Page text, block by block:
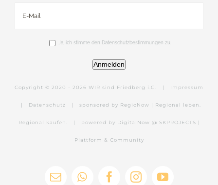
Ja, ich stimme den Datenschutzbestimmungen zu.
Anmelden
Copyright © 2020 - 2026 WIR sind Friedberg i.G. | Impressum
| Datenschutz | sponsored by RegioNow | Regional leben.
Regional kaufen. | powered by DigitalNow @ SKPROJECTS |
Plattform & Community
E- WhatsAppFacebookInstagramYouTube